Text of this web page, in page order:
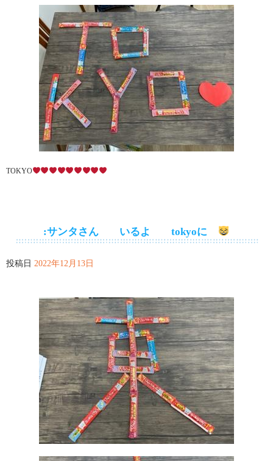
TOKYO
:サンタさん いるよ tokyoに
投稿日 2022年12月13日